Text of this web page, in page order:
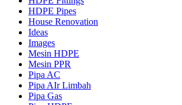
HDPE Pipes
House Renovation
Ideas
Images
Mesin HDPE
Mesin PPR
Pipa AC
Pipa AIr Limbah
Pipa Gas